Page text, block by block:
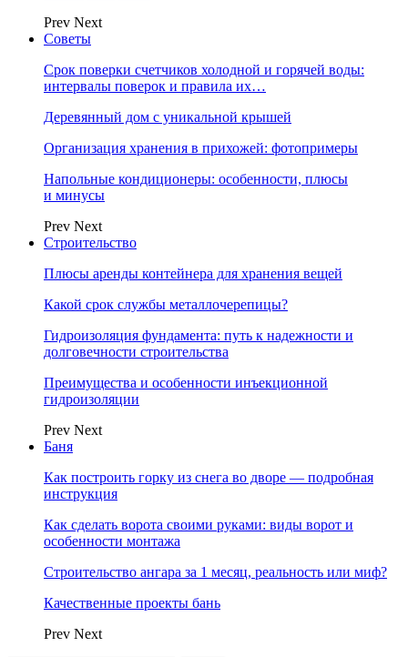
Prev Next
Советы
Срок поверки счетчиков холодной и горячей воды:
интервалы поверок и правила их…
Деревянный дом с уникальной крышей
Организация хранения в прихожей: фотопримеры
Напольные кондиционеры: особенности, плюсы
и минусы
Prev Next
Строительство
Плюсы аренды контейнера для хранения вещей
Какой срок службы металлочерепицы?
Гидроизоляция фундамента: путь к надежности и
долговечности строительства
Преимущества и особенности инъекционной
гидроизоляции
Prev Next
Баня
Как построить горку из снега во дворе — подробная
инструкция
Как сделать ворота своими руками: виды ворот и
особенности монтажа
Строительство ангара за 1 месяц, реальность или миф?
Качественные проекты бань
Prev Next